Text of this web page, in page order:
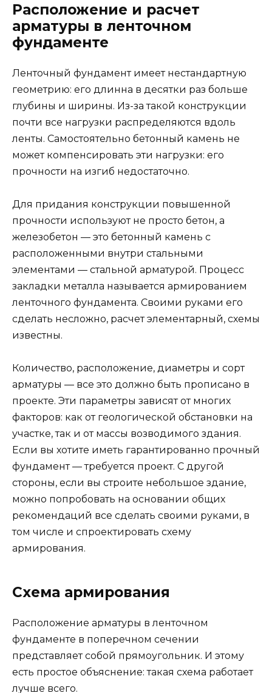
Расположение и расчет
арматуры в ленточном
фундаменте
Ленточный фундамент имеет нестандартную
геометрию: его длинна в десятки раз больше
глубины и ширины. Из-за такой конструкции
почти все нагрузки распределяются вдоль
ленты. Самостоятельно бетонный камень не
может компенсировать эти нагрузки: его
прочности на изгиб недостаточно.
Для придания конструкции повышенной
прочности используют не просто бетон, а
железобетон — это бетонный камень с
расположенными внутри стальными
элементами — стальной арматурой. Процесс
закладки металла называется армированием
ленточного фундамента. Своими руками его
сделать несложно, расчет элементарный, схемы
известны.
Количество, расположение, диаметры и сорт
арматуры — все это должно быть прописано в
проекте. Эти параметры зависят от многих
факторов: как от геологической обстановки на
участке, так и от массы возводимого здания.
Если вы хотите иметь гарантированно прочный
фундамент — требуется проект. С другой
стороны, если вы строите небольшое здание,
можно попробовать на основании общих
рекомендаций все сделать своими руками, в
том числе и спроектировать схему
армирования.
Схема армирования
Расположение арматуры в ленточном
фундаменте в поперечном сечении
представляет собой прямоугольник. И этому
есть простое объяснение: такая схема работает
лучше всего.